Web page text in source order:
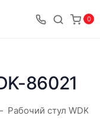
0
86021
Рабочий стул WDK-